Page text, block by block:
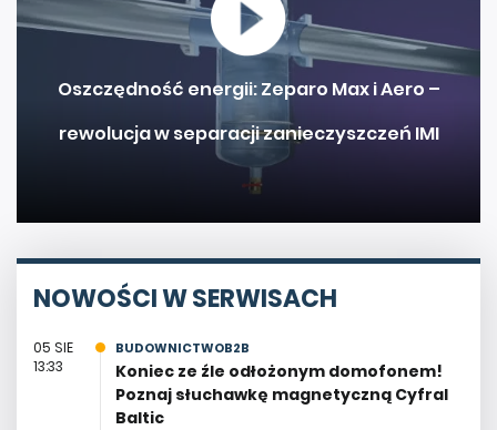
Oszczędność energii: Zeparo Max i Aero –
rewolucja w separacji zanieczyszczeń IMI
NOWOŚCI W SERWISACH
05 SIE
13:33
BUDOWNICTWOB2B
Koniec ze źle odłożonym domofonem!
Poznaj słuchawkę magnetyczną Cyfral
Baltic